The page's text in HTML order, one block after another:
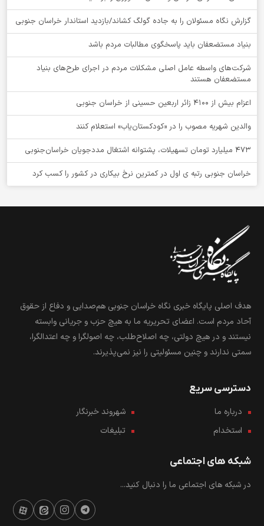
گزارش نگاه مسئولان را به جاده گولگ کشاند/بازدید استاندار خراسان جنوبی
بنیاد مستضعفان باید پاسخگوی مطالبات مردم باشد
شرکت‌های واسطه عامل اصلی مشکلات مردم در اجرای طرح‌های بنیاد
مستضعفان هستند
اعزام بیش از 4100 زائر اربعین حسینی از خراسان جنوبی
والدین شهریه مصوب را در «کودکستان‌یاب» استعلام کنند
۴۷۳ میلیارد تومان تسهیلات، پشتوانه اشتغال مددجویان خراسان‌جنوبی
خراسان جنوبی رتبه ی اول در کمترین نرخ بیکاری در کشور را کسب کرد
هدف اصلی پایگاه خبری نگاه خراسان جنوبی هم‌صدایی و دفاع از حقوق
آحاد مردم است. اعضای تحریریه ما به هیچ حزب و جریانی وابسته
نیستند و در هیچ دولتی، چه اصلاح‌طلب، چه اصولگرا و چه اعتدالگرا،
سمتی ندارند و چنین مسئولیتی را نیز نمی‌پذیرند.
دسترسی سریع
درباره ما
شهروند خبرنگار
استخدام
تبلیغات
شبکه های اجتماعی
در شبکه های اجتماعی ما را دنبال کنید...